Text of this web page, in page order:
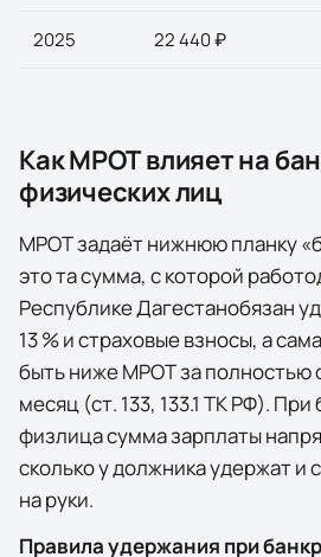
2025 22 440 ₽
Как МРОТ влияет на
физических лиц
МРОТ задаёт нижнюю планку
это та сумма, с которой
Республике Дагестанобязан
13 % и страховые взносы, а
быть ниже МРОТ за полностью
месяц (ст. 133, 133.1 ТК РФ). При
физлица сумма зарплаты
сколько у должника удержат и
на руки.
Правила удержания при